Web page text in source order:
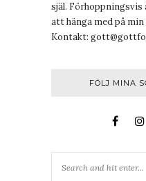
själ. Förhoppningsvis
att hänga med på min
Kontakt:
FÖLJ MINA